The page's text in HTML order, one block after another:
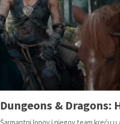
Dungeons & Dragons:
Šarmantni lopov i njegov team kreću